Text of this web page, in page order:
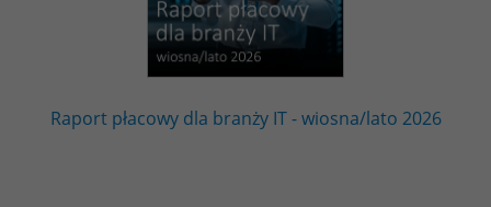
Raport płacowy dla branży IT - wiosna/lato 2026